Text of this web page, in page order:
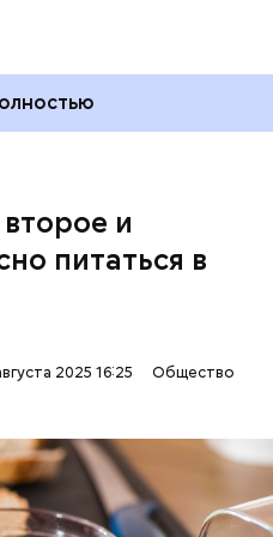
и
питаться в
2025 16:25 Общество